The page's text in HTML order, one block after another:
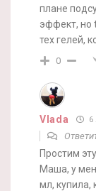
плане
эффект, но
тех гелей,
0
Vlada 6
Простим
Маша, у
мл, купила,